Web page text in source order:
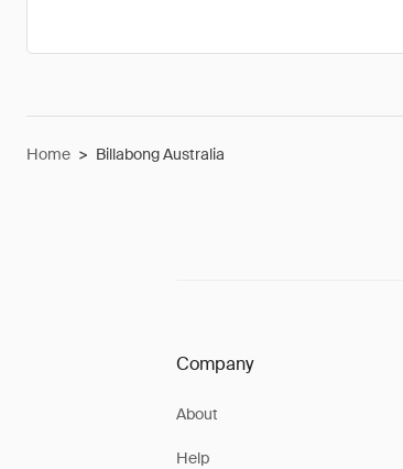
Home > Billabong Australia
Company
About
Help